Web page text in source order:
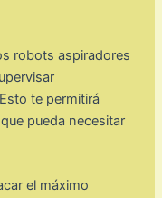
robots aspiradores
te permitirá
pueda necesitar
el máximo